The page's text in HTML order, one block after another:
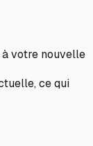
votre nouvelle
ce qui